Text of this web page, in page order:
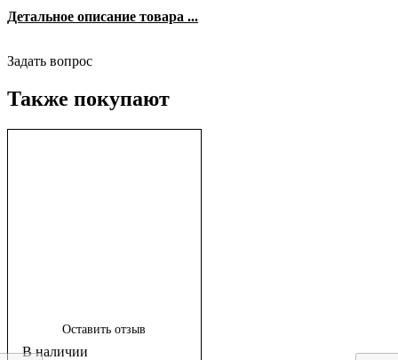
Детальное описание товара ...
Задать вопрос
Также покупают
Оставить отзыв